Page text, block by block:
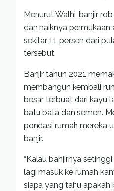
Menurut Walhi, banjir
dan naiknya permukaan
sekitar 11 persen dari
tersebut.
Banjir tahun 2021
membangun kembali
besar terbuat dari kayu
batu bata dan semen.
pondasi rumah mereka
banjir.
“Kalau banjirnya
lagi masuk ke rumah
siapa yang tahu apakah